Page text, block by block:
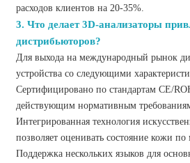
расходов клиентов на 20-35%.
3. Что делает 3D-анализаторы
дистрибьюторов?
Для выхода на международный рынок
устройства со следующими
Сертифицировано по стандартам CE/
действующим нормативным
Интегрированная технология
позволяет оценивать состояние кожи
Поддержка нескольких языков для